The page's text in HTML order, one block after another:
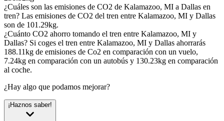
¿Cuáles son las emisiones de CO2 de Kalamazoo, MI a Dallas en
tren? Las emisiones de CO2 del tren entre Kalamazoo, MI y Dallas
son de 101.29kg.
¿Cuánto CO2 ahorro tomando el tren entre Kalamazoo, MI y
Dallas? Si coges el tren entre Kalamazoo, MI y Dallas ahorrarás
188.11kg de emisiones de Co2 en comparación con un vuelo,
7.24kg en comparación con un autobús y 130.23kg en comparación
al coche.
¿Hay algo que podamos mejorar?
¡Haznos saber!